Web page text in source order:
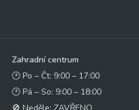
Zahradní centrum
🕑 Po – Čt: 9:00 – 17:00
🕑 Pá – So: 9:00 – 18:00